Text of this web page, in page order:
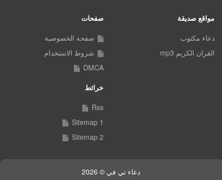
مواقع صديقة
دعاء مكتوب
القران الكريم mp3
صفحات
صفحة الخصوصية
شروط الاستخدام
DMCA
خرائط
Rss
Sitemap 1
Sitemap 2
دعاء تي في © 2026